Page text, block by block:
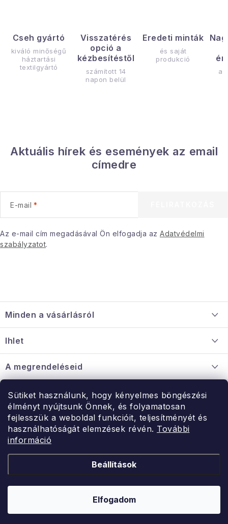
Sütiket használunk, hogy kényelmes böngészési
élményt nyújtsunk Önnek, és folyamatosan
fejlesszük a weboldal funkcióit, teljesítményét és
használhatóságát elemzések révén. További
információ
Beállítások
Elfogadom
Cseh gyártó
kiváló minőségű
háztartási
textilgyártó
Visszatérés
opció a
kézbesítéstől
számított 14
napon belül
Eredeti minták
és saját
produkció
Aktuális hírek és események az email
címedre
E-mail
Az e-mail cím megadásával Ön elfogadja az Adatvédelmi
szabályzatot.
á
b
é
c
Minden a vásárlásról
Információ a mellékletről
Nagykereskedelmi együttműködés
Ihlet
A megrendeléseid
Érintkezés
Rendelésem
Érintkezés
Hé-Pé: 9:00-15:00
uzlet@modernvasarlas.hu
Kereskedelem feltételei
ModernVasarlas.hu. Minden jog fenntartva.